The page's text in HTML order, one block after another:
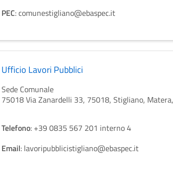
PEC: comunestigliano@ebaspec.it
Ufficio Lavori Pubblici
Sede Comunale
75018 Via Zanardelli 33, 75018, Stigliano,
Telefono: +39 0835 567 201 interno 4
Email: lavoripubblicistigliano@ebaspec.it